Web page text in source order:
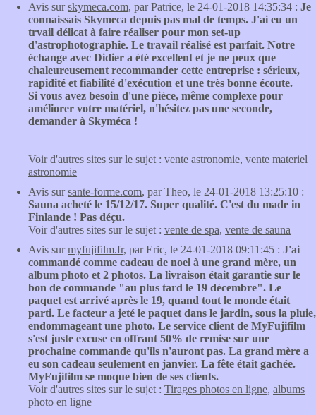
Avis surskymeca.com, par Patrice, le 24-01-2018 14:35:34 : Je
connaissais Skymeca depuis pas mal de temps. J'ai eu un
trvail délicat à faire réaliser pour mon set-up
d'astrophotographie. Le travail réalisé est parfait. Notre
échange avec Didier a été excellent et je ne peux que
chaleureusement recommander cette entreprise : sérieux,
rapidité et fiabilité d'exécution et une très bonne écoute.
Si vous avez besoin d'une pièce, même complexe pour
améliorer votre matériel, n'hésitez pas une seconde,
demander à Skyméca !
Voir d'autres sites sur le sujet : vente astronomie, vente materiel
astronomie
Avis sursante-forme.com, par Theo, le 24-01-2018 13:25:10 :
Sauna acheté le 15/12/17. Super qualité. C'est du made in
Finlande ! Pas déçu.
Voir d'autres sites sur le sujet : vente de spa, vente de sauna
Avis surmyfujifilm.fr, par Eric, le 24-01-2018 09:11:45 : J'ai
commandé comme cadeau de noel à une grand mère, un
album photo et 2 photos. La livraison était garantie sur le
bon de commande "au plus tard le 19 décembre". Le
paquet est arrivé après le 19, quand tout le monde était
parti. Le facteur a jeté le paquet dans le jardin, sous la pluie,
endommageant une photo. Le service client de MyFujifilm
s'est juste excuse en offrant 50% de remise sur une
prochaine commande qu'ils n'auront pas. La grand mère a
eu son cadeau seulement en janvier. La fête était gachée.
MyFujifilm se moque bien de ses clients.
Voir d'autres sites sur le sujet : Tirages photos en ligne, albums
photo en ligne